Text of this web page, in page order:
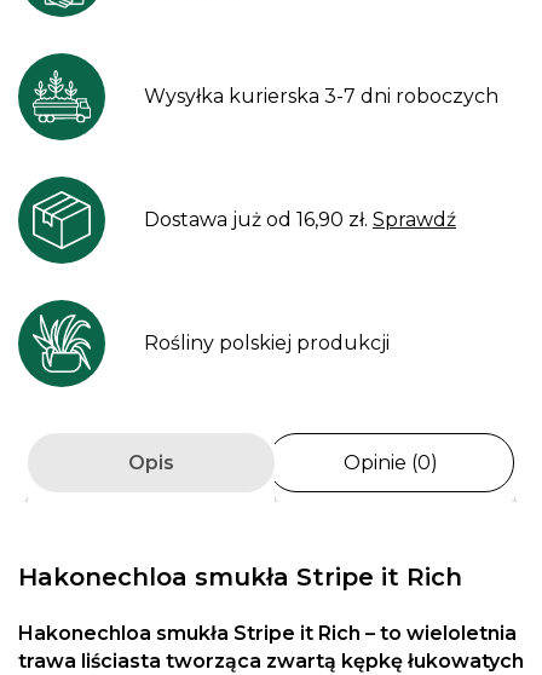
Wysyłka kurierska 3-7 dni roboczych
Dostawa już od 16,90 zł. Sprawdź
Rośliny polskiej produkcji
Opis Opinie (0)
Hakonechloa smukła Stripe it Rich
Hakonechloa smukła Stripe it Rich – to wieloletnia
trawa liściasta tworząca zwartą kępkę łukowatych